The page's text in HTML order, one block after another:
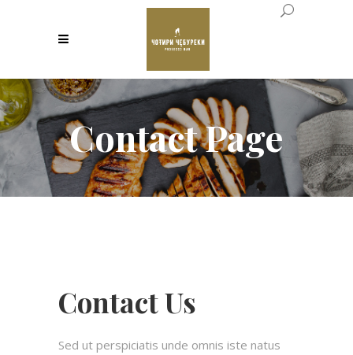
Contact Page
Contact Us
Sed ut perspiciatis unde omnis iste natus